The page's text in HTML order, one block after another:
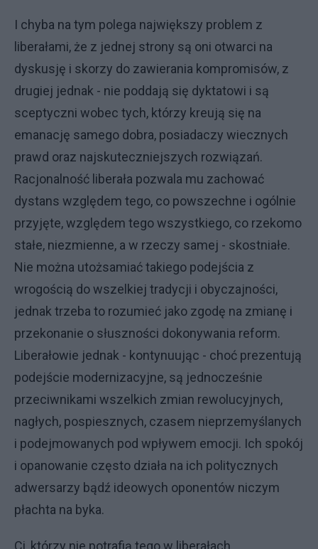
I chyba na tym polega największy problem z
liberałami, że z jednej strony są oni otwarci na
dyskusję i skorzy do zawierania kompromisów, z
drugiej jednak - nie poddają się dyktatowi i są
sceptyczni wobec tych, którzy kreują się na
emanację samego dobra, posiadaczy wiecznych
prawd oraz najskuteczniejszych rozwiązań.
Racjonalność liberała pozwala mu zachować
dystans względem tego, co powszechne i ogólnie
przyjęte, względem tego wszystkiego, co rzekomo
stałe, niezmienne, a w rzeczy samej - skostniałe.
Nie można utożsamiać takiego podejścia z
wrogością do wszelkiej tradycji i obyczajności,
jednak trzeba to rozumieć jako zgodę na zmianę i
przekonanie o słuszności dokonywania reform.
Liberałowie jednak - kontynuując - choć prezentują
podejście modernizacyjne, są jednocześnie
przeciwnikami wszelkich zmian rewolucyjnych,
nagłych, pospiesznych, czasem nieprzemyślanych
i podejmowanych pod wpływem emocji. Ich spokój
i opanowanie często działa na ich politycznych
adwersarzy bądź ideowych oponentów niczym
płachta na byka.
Ci, którzy nie potrafią tego w liberałach